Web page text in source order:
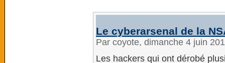
Le cyberarsenal de la
Par coyote, dimanche 4 juin
Les hackers qui ont dérobé